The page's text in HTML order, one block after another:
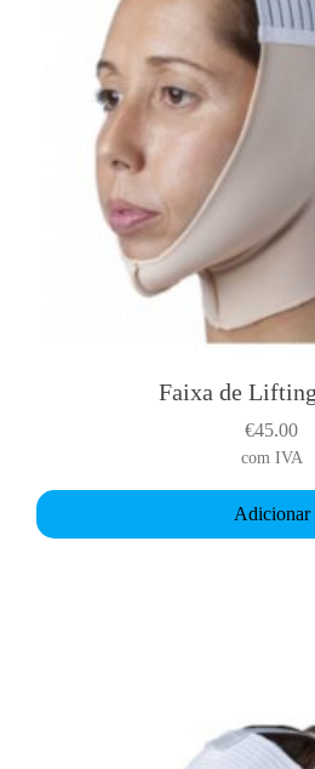
Faixa de
€45.00
com IVA
Adicionar